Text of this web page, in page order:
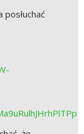
posłuchać